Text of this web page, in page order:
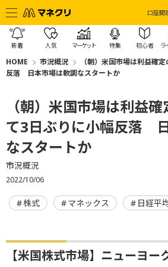
口座開
新着 人気 マーケット 特集 初心者 ラ
HOME 市況概況
（朝）米国市場は利益確
反落 日本市場は軟調なスタートか
（朝）米国市場は利益
て3日ぶりに小幅反落
なスタートか
市況概況
2022/10/06
株式 マネックス 日経平
【米国株式市場】ニューヨー